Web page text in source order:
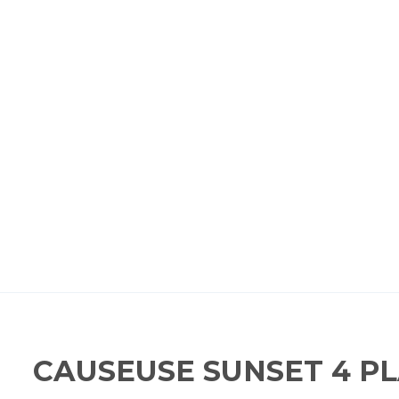
CAUSEUSE SUNSET 4